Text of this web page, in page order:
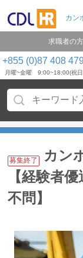
+855 (0)87 408 479
月曜~金曜 9:00~18:00(祝日
求職者の方
募集終了
カン
【経験者
不問】